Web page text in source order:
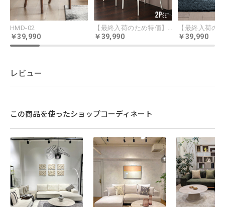
USABILITY
HMD-02
39,990 39,990 39,990
レビュー
この商品を使ったショップコーディネート